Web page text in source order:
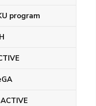
program